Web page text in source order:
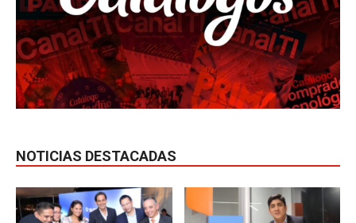
NOTICIAS DESTACADAS